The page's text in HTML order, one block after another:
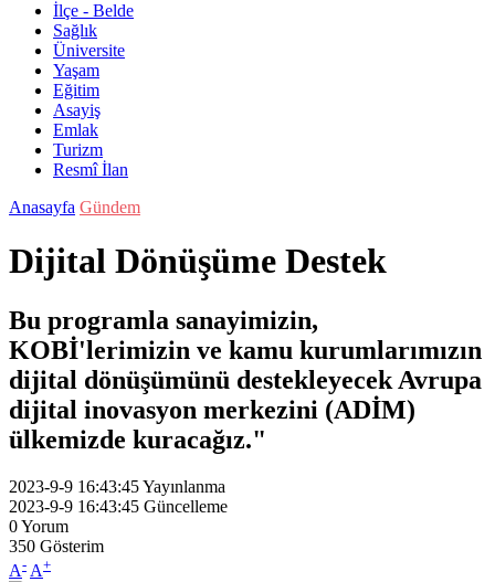
İlçe - Belde
Sağlık
Üniversite
Yaşam
Eğitim
Asayiş
Emlak
Turizm
Resmî İlan
Anasayfa Gündem
Dijital Dönüşüme Destek
Bu programla sanayimizin,
KOBİ'lerimizin ve kamu kurumlarımızın
dijital dönüşümünü destekleyecek Avrupa
dijital inovasyon merkezini (ADİM)
ülkemizde kuracağız."
2023-9-9 16:43:45Yayınlanma
2023-9-9 16:43:45 Güncelleme
0Yorum
350 Gösterim
A- A+